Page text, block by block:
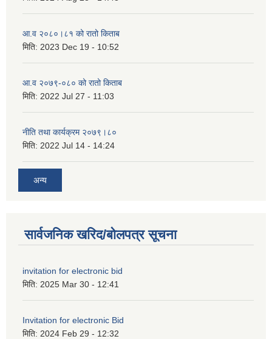
आ.व २०८०।८१ को रातो किताब
मिति: 2023 Dec 19 - 10:52
आ.व २०७९-०८० को रातो किताब
मिति: 2022 Jul 27 - 11:03
नीति तथा कार्यक्रम २०७९।८०
मिति: 2022 Jul 14 - 14:24
अन्य
सार्वजनिक खरिद/बोलपत्र सूचना
invitation for electronic bid
मिति: 2025 Mar 30 - 12:41
Invitation for electronic Bid
मिति: 2024 Feb 29 - 12:32